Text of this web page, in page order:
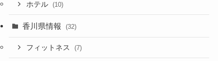
ホテル (10)
香川県情報 (32)
フィットネス (7)